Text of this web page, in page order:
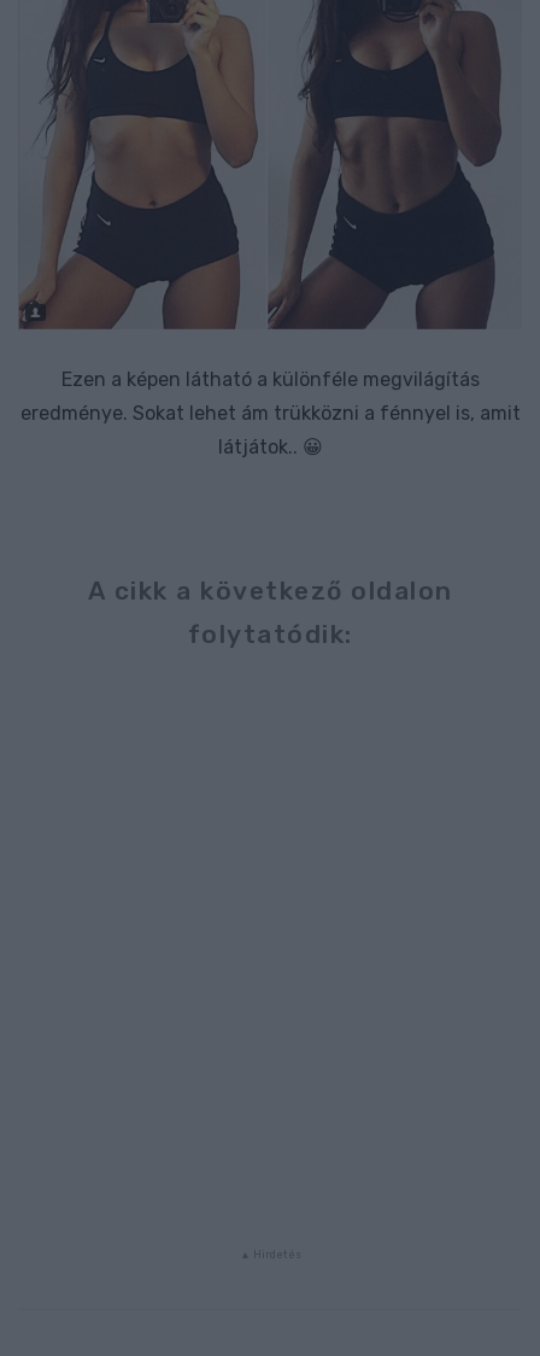
Ezen a képen látható a különféle megvilágítás
eredménye. Sokat lehet ám trükközni a fénnyel is, amit
látjátok.. 😀
A cikk a következő oldalon
folytatódik: